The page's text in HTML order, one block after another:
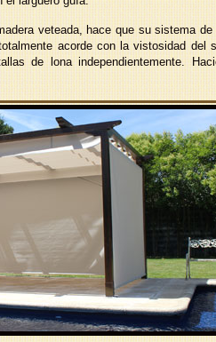
veteada, hace que su sistema de
acorde con la vistosidad del
de lona independientemente.